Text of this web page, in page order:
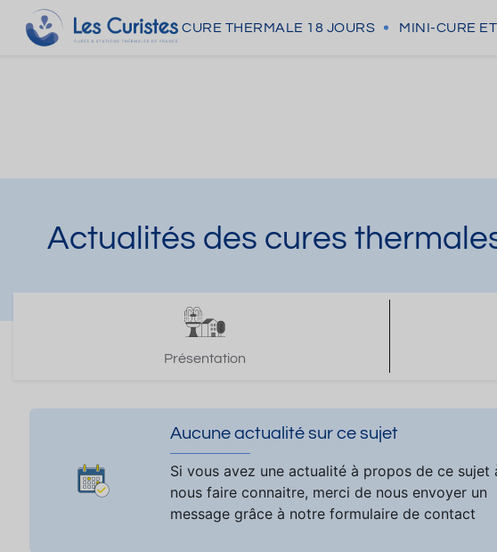
CURE THERMALE 18 JOURS MINI-CURE
Actualités des cures
Présentation
Aucune actualité sur ce sujet
Si vous avez une actualité à propos de ce sujet
nous faire connaitre, merci de nous envoyer un
message grâce à notre formulaire de contact